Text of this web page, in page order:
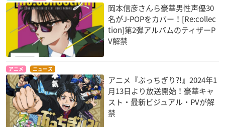
岡本信彦さんら豪華男性声優30
名がJ-POPをカバー！[Re:collec
tion]第2弾アルバムのティザーP
V解禁
アニメ ニュース
アニメ『ぶっちぎり?!』2024年1
月13日より放送開始！豪華キャ
スト・最新ビジュアル・PVが解
禁